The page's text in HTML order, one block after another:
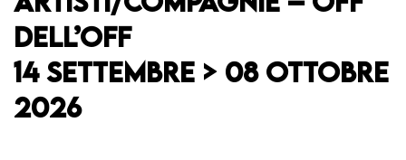
DELL’OFF
14 SETTEMBRE > 08 OTTOBRE
2026